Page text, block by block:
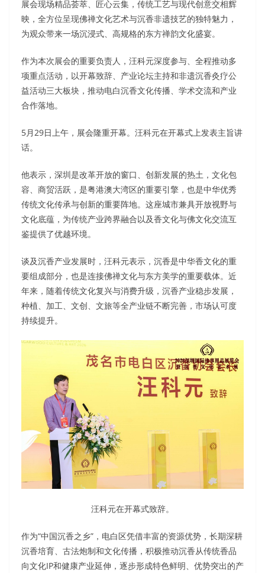
展会现场精品荟萃、匠心云集，传统工艺与现代创意交相辉
映，全方位呈现佛禅文化艺术与沉香非遗技艺的独特魅力，
为观众带来一场沉浸式、高规格的东方禅韵文化盛宴。
作为本次展会的重要负责人，汪科元深度参与、全程推动多
项重点活动，以开幕致辞、产业论坛主持和非遗沉香灸疗公
益活动三大板块，推动电白沉香文化传播、学术交流和产业
合作落地。
5月29日上午，展会隆重开幕。汪科元在开幕式上发表主旨讲
话。
他表示，深圳是改革开放的窗口、创新发展的热土，文化包
容、商贸活跃，是粤港澳大湾区的重要引擎，也是中华优秀
传统文化传承与创新的重要阵地。这座城市兼具开放视野与
文化底蕴，为传统产业跨界融合以及香文化与佛文化交流互
鉴提供了优越环境。
谈及沉香产业发展时，汪科元表示，沉香是中华香文化的重
要组成部分，也是连接佛禅文化与东方美学的重要载体。近
年来，随着传统文化复兴与消费升级，沉香产业稳步发展，
种植、加工、文创、文旅等全产业链不断完善，市场认可度
持续提升。
汪科元在开幕式致辞。
作为“中国沉香之乡”，电白区凭借丰富的资源优势，长期深耕
沉香培育、古法炮制和文化传播，积极推动沉香从传统香品
向文化IP和健康产业延伸，逐步形成特色鲜明、优势突出的产